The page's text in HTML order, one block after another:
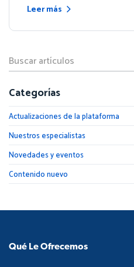
Leer más
Categorías
Actualizaciones de la plataforma
Nuestros especialistas
Novedades y eventos
Contenido nuevo
Qué Le Ofrecemos